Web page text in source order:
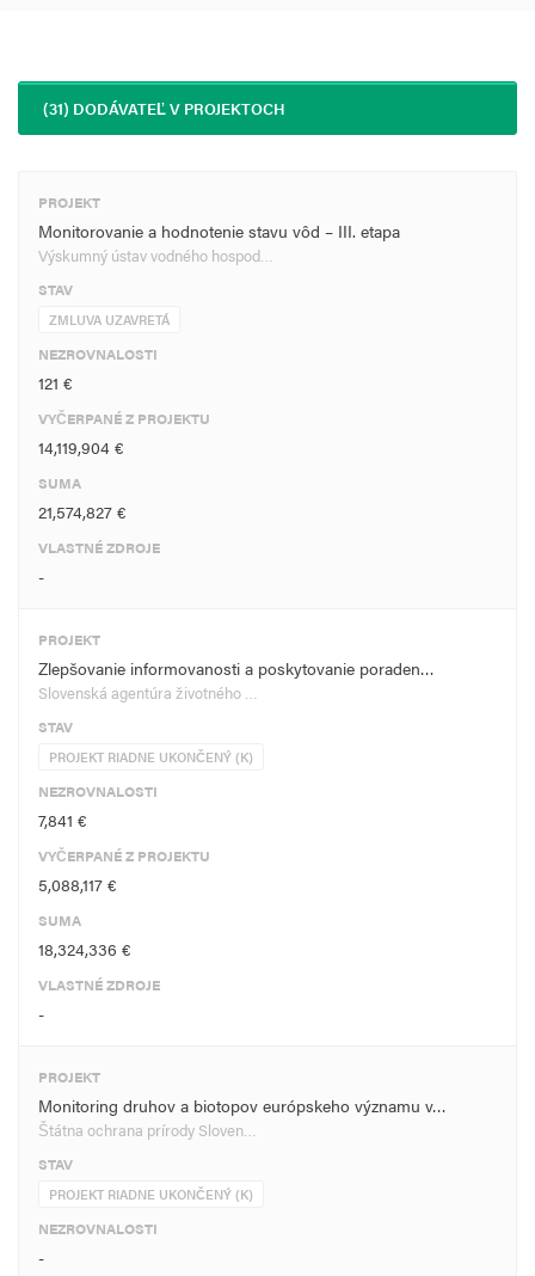
(31) DODÁVATEĽ V PROJEKTOCH
PROJEKT
Monitorovanie a hodnotenie stavu vôd – III. etapa
Výskumný ústav vodného hospod…
STAV
ZMLUVA UZAVRETÁ
NEZROVNALOSTI
121 €
VYČERPANÉ Z PROJEKTU
14,119,904 €
SUMA
21,574,827 €
VLASTNÉ ZDROJE
-
PROJEKT
Zlepšovanie informovanosti a poskytovanie poraden…
Slovenská agentúra životného …
STAV
PROJEKT RIADNE UKONČENÝ (K)
NEZROVNALOSTI
7,841 €
VYČERPANÉ Z PROJEKTU
5,088,117 €
SUMA
18,324,336 €
VLASTNÉ ZDROJE
-
PROJEKT
Monitoring druhov a biotopov európskeho významu v…
Štátna ochrana prírody Sloven…
STAV
PROJEKT RIADNE UKONČENÝ (K)
NEZROVNALOSTI
-